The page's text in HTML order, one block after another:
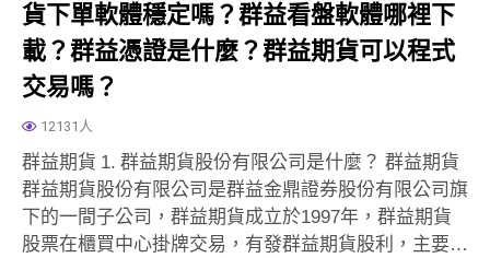
貨下單軟體穩定嗎？群益看盤軟體哪裡下
載？群益憑證是什麼？群益期貨可以程式
交易嗎？
12131人
群益期貨 1. 群益期貨股份有限公司是什麼？ 群益期貨
群益期貨股份有限公司是群益金鼎證券股份有限公司旗
下的一間子公司，群益期貨成立於1997年，群益期貨
股票在櫃買中心掛牌交易，有發群益期貨股利，主要…